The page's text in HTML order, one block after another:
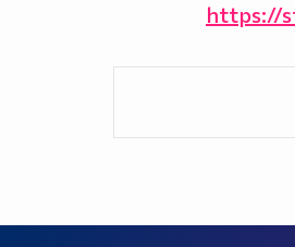
https://